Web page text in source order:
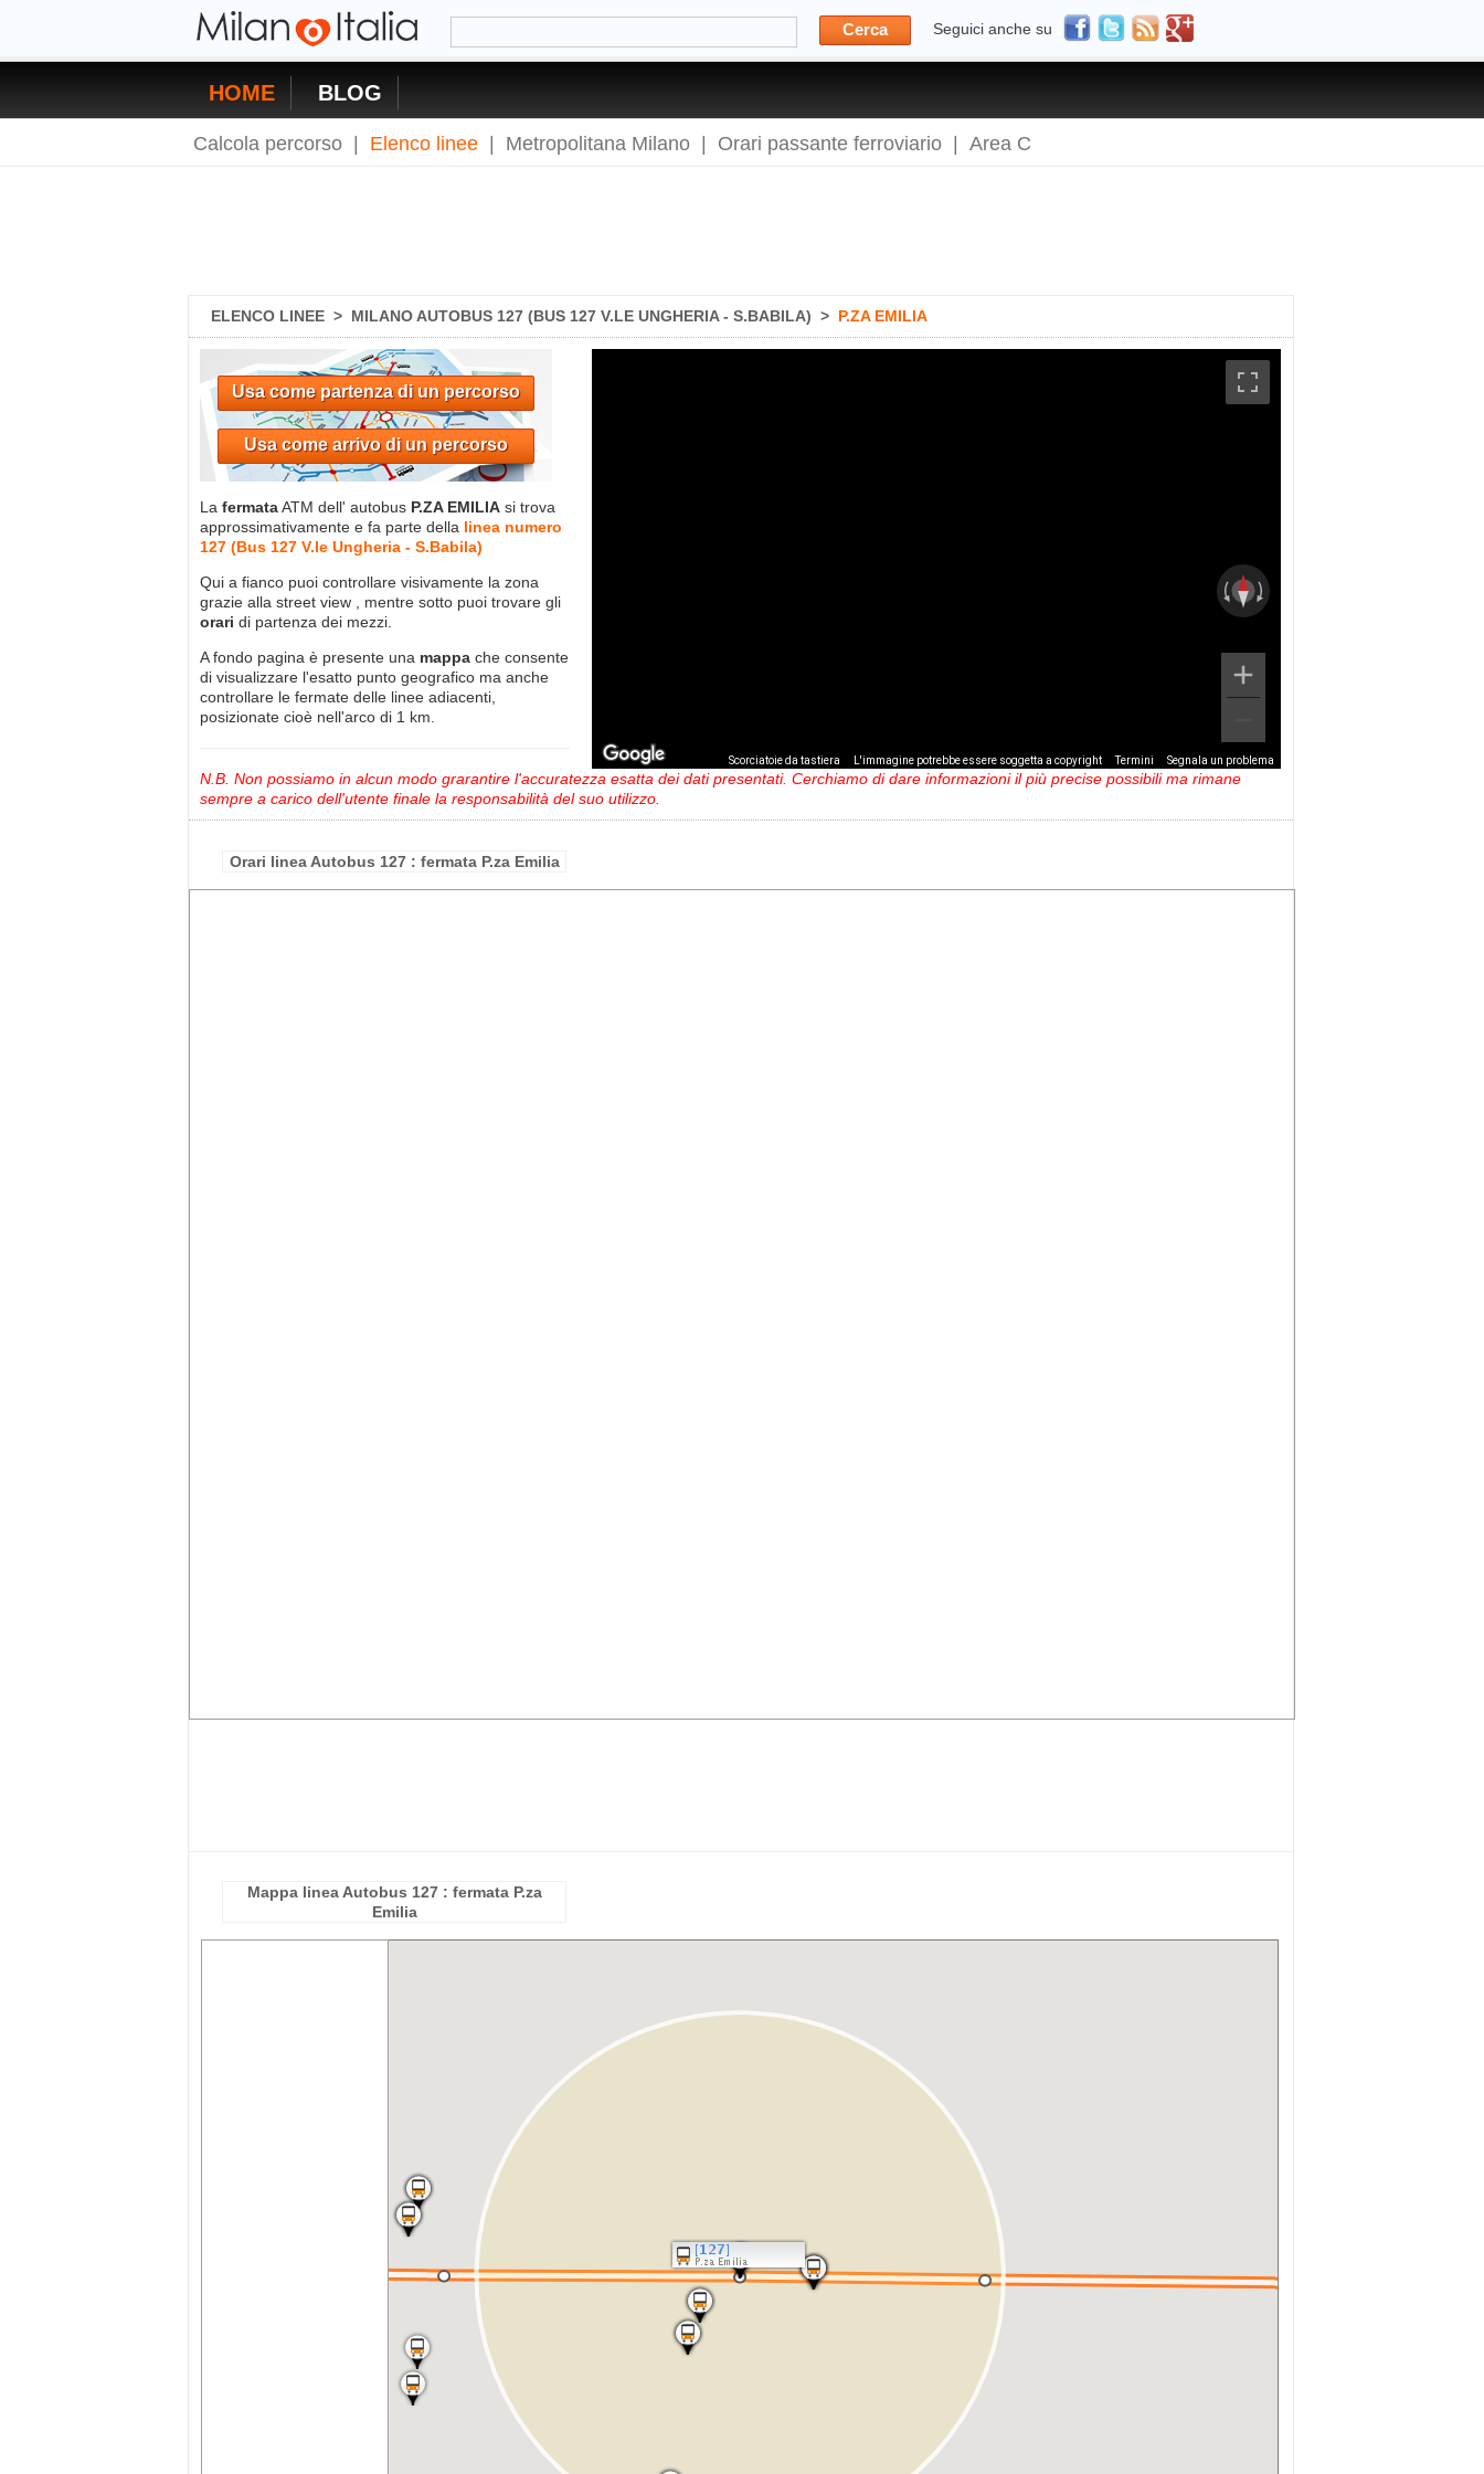
Cerca Seguici anche su
HOME BLOG
Calcola percorso Elenco linee Metropolitana Milano Orari passante ferroviario Area C
ELENCO LINEE > MILANO AUTOBUS 127 (BUS 127 V.LE UNGHERIA - S.BABILA) > P.ZA EMILIA
Usa come partenza di un percorso
Usa come arrivo di un percorso
La fermataATM dell' autobus P.ZA EMILIA si trova
approssimativamente e fa parte della linea numero
127 (Bus 127 V.le Ungheria - S.Babila)
Qui a fianco puoi controllare visivamente la zona
grazie alla street view , mentre sotto puoi trovare gli
orari di partenza dei mezzi.
A fondo pagina è presente una mappa che consente
di visualizzare l'esatto punto geografico ma anche
controllare le fermate delle linee adiacenti,
posizionate cioè nell'arco di 1 km.
Scorciatoie da tastiera L'immagine potrebbe essere soggetta a copyright Termini Segnala un problema
N.B. Non possiamo in alcun modo grarantire l'accuratezza esatta dei dati presentati. Cerchiamo di dare informazioni il più precise possibili ma rimane
sempre a carico dell'utente finale la responsabilità del suo utilizzo.
Orari linea Autobus 127 : fermata P.za Emilia
Mappa linea Autobus 127 : fermata P.za
Emilia